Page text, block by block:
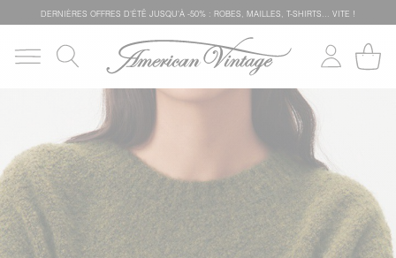
DERNIÈRES OFFRES D'ÉTÊ JUSQU'À -50% : ROBES, MAILLES, T-SHIRTS... VITE !